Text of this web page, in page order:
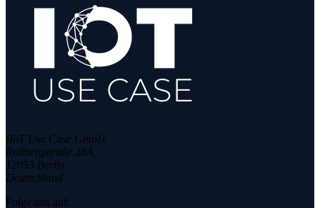
IIoT Use Case GmbH
Rollbergstraße 28A
12053 Berlin
Deutschland
Folge uns auf: